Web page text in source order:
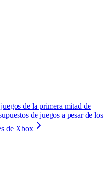
de la primera mitad de
de juegos a pesar de los
de Xbox